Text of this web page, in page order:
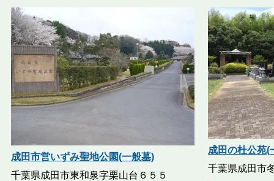
成田市営いずみ聖地公園(一般墓)
千葉県成田市東和泉字栗山台６５５
成田の杜公苑(
千葉県成田市